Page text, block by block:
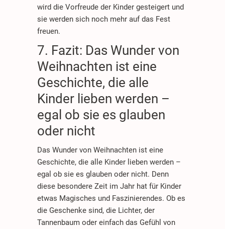
wird die Vorfreude der Kinder gesteigert und
sie werden sich noch mehr auf das Fest
freuen.
7. Fazit: Das Wunder von
Weihnachten ist eine
Geschichte, die alle
Kinder lieben werden –
egal ob sie es glauben
oder nicht
Das Wunder von Weihnachten ist eine
Geschichte, die alle Kinder lieben werden –
egal ob sie es glauben oder nicht. Denn
diese besondere Zeit im Jahr hat für Kinder
etwas Magisches und Faszinierendes. Ob es
die Geschenke sind, die Lichter, der
Tannenbaum oder einfach das Gefühl von